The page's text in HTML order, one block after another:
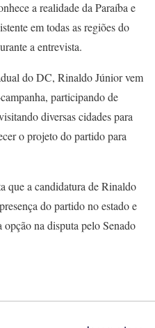
a realidade da Paraíba e
em todas as regiões do
a entrevista.
do DC, Rinaldo Júnior vem
participando de
diversas cidades para
o projeto do partido para
que a candidatura de Rinaldo
do partido no estado e
opção na disputa pelo Senado